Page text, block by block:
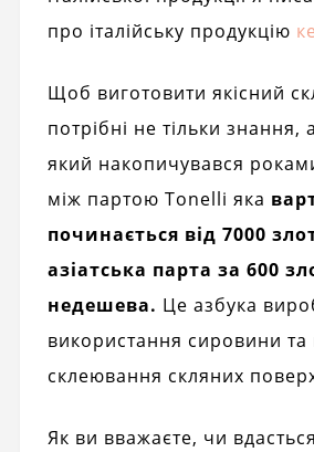
про італійську продукцію
Щоб виготовити якісний
потрібні не тільки знання,
який накопичувався
між партою Tonelli яка
починається від 7000
азіатська парта за 600
недешева. Це азбука
використання сировини та
склеювання скляних
Як ви вважаєте, чи